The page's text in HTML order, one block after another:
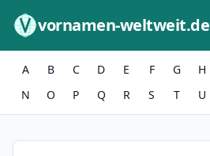
vornamen-weltweit.de
A B C D E F G H
N
O P Q R S T U